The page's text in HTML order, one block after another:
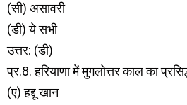
(सी) असावरी
(डी) ये सभी
उत्तर: (डी)
प्र.8. हरियाणा में मुगलोत्तर काल का
(ए) हद्दू खान